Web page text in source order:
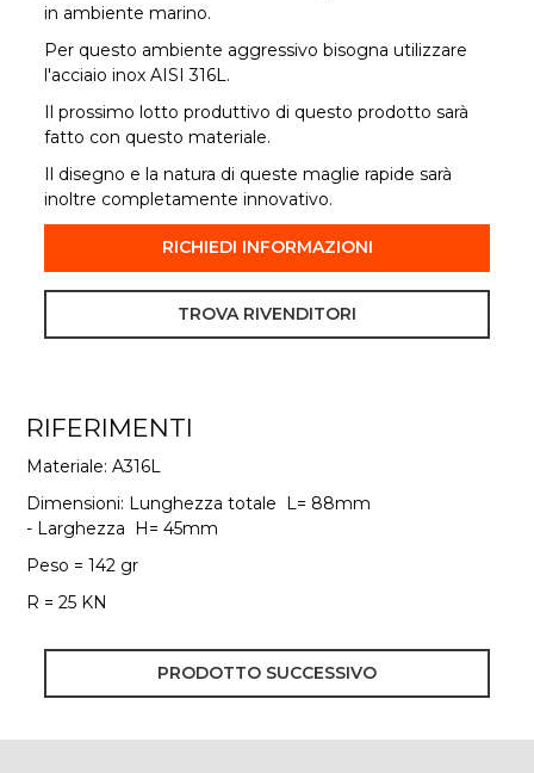
in ambiente marino.
Per questo ambiente aggressivo bisogna utilizzare
l'acciaio inox AISI 316L.
Il prossimo lotto produttivo di questo prodotto sarà
fatto con questo materiale.
Il disegno e la natura di queste maglie rapide sarà
inoltre completamente innovativo.
RICHIEDI INFORMAZIONI
TROVA RIVENDITORI
RIFERIMENTI
Materiale: A316L
Dimensioni: Lunghezza totale L= 88mm
- Larghezza H= 45mm
Peso = 142 gr
R = 25 KN
PRODOTTO SUCCESSIVO